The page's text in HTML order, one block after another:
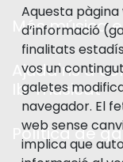
Més música
Ajuda'ns a
Ib-musicat
Política de
Aquesta
d’informació
finalitats
vos un
galetes
navegador. El
web sense
implica que